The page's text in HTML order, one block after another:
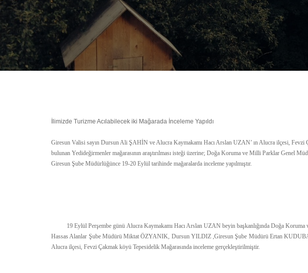
İlimizde Turizme Acılabilecek iki Mağarada İnceleme Yapıldı
Giresun Valisi sayın Dursun Ali ŞAHİN ve Alucra Kaymakamı Hacı Arslan UZAN’ ın Alucra ilçesi,
bulunan Yedideğirmenler mağarasının araştırılması isteği üzerine; Doğa Koruma ve Milli Parklar Genel
Giresun Şube Müdürlüğünce 19-20 Eylül tarihinde mağaralarda inceleme yapılmıştır.
19 Eylül Perşembe günü Alucra Kaymakamı Hacı Arslan UZAN beyin başkanlığında Doğa
Hassas Alanlar Şube Müdürü Miktat ÖZYANIK, Dursun YILDIZ ,Giresun Şube Müdürü Ertan
Alucra ilçesi, Fevzi Çakmak köyü Tepesidelik Mağarasında inceleme gerçekleştirilmiştir.